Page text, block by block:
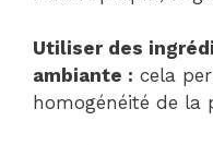
Utiliser des
ambiante : cela
homogénéité de la